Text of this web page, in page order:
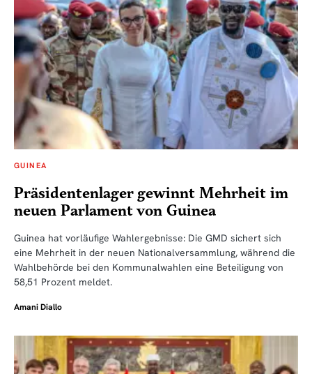
GUINEA
Präsidentenlager gewinnt Mehrheit im
neuen Parlament von Guinea
Guinea hat vorläufige Wahlergebnisse: Die GMD sichert sich
eine Mehrheit in der neuen Nationalversammlung, während die
Wahlbehörde bei den Kommunalwahlen eine Beteiligung von
58,51 Prozent meldet.
Amani Diallo